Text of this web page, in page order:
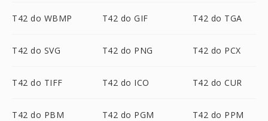
T42 do WBMP T42 do GIF T42 do TGA
T42 do SVG T42 do PNG T42 do PCX
T42 do TIFF T42 do ICO T42 do CUR
T42 do PBM T42 do PGM T42 do PPM